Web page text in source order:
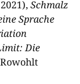
Schmalz
Sprache
Die